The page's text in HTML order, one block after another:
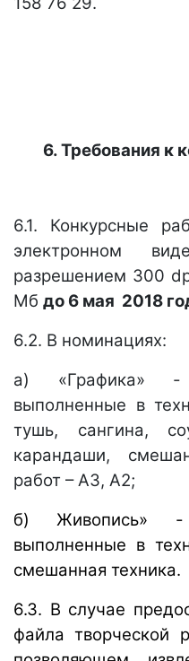
6. Требования к
6.1. Конкурсные
электронном
разрешением 300
Мб до 6 мая 2018
6.2. В номинациях:
а) «Графика» -
выполненные в
тушь, сангина,
карандаши,
работ – А3, А2;
б) Живопись» -
выполненные в
смешанная техника.
6.3. В случае
файла творческой